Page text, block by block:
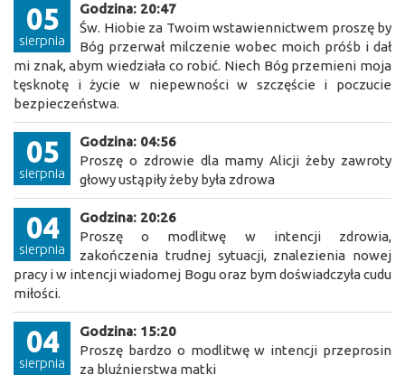
05
sierpnia
Godzina: 20:47
Św. Hiobie za Twoim wstawiennictwem proszę by
Bóg przerwał milczenie wobec moich próśb i dał
mi znak, abym wiedziała co robić. Niech Bóg przemieni moja
tęsknotę i życie w niepewności w szczęście i poczucie
bezpieczeństwa.
05
sierpnia
Godzina: 04:56
Proszę o zdrowie dla mamy Alicji żeby zawroty
głowy ustąpiły żeby była zdrowa
04
sierpnia
Godzina: 20:26
Proszę o modlitwę w intencji zdrowia,
zakończenia trudnej sytuacji, znalezienia nowej
pracy i w intencji wiadomej Bogu oraz bym doświadczyła cudu
miłości.
04
sierpnia
Godzina: 15:20
Proszę bardzo o modlitwę w intencji przeprosin
za bluźnierstwa matki